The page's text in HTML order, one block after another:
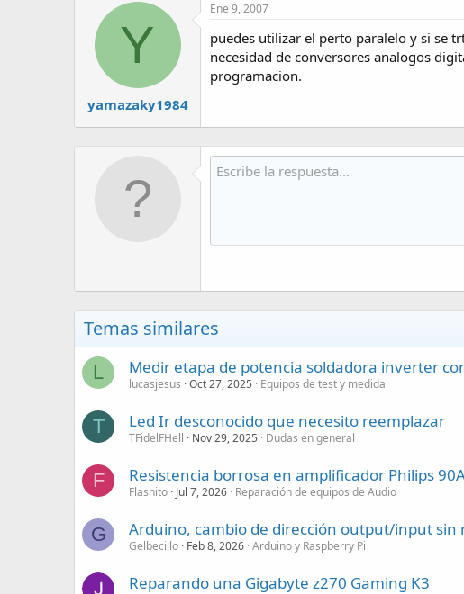
Y
yamazaky1984
Ene 9, 2007
puedes utilizar el perto paralelo y si se
necesidad de conversores analogos
programacion.
Temas similares
L Medir etapa de potencia soldadora inverter
lucasjesus Oct 27, 2025 Equipos de test y medida
T Led Ir desconocido que necesito reemplazar
TFidelFHell Nov 29, 2025 Dudas en general
F Resistencia borrosa en amplificador Philips
Flashito Jul 7, 2026 Reparación de equipos de Audio
G Arduino, cambio de dirección output/input sin
Gelbecillo Feb 8, 2026 Arduino y Raspberry Pi
Reparando una Gigabyte z270 Gaming K3